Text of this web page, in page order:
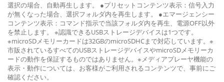
選択の場合、自動再生します。 ●プリセットコンテンツ表示：信号入力
が無くなった場合、選択フォルダ内を再生します。 ●エマージェンシー
コンテンツ表示：コマンド指示で当該フォルダ内を再生、電源OFF以外
を禁止します。 ※認識できるUSBストレージデバイスは1つです。
※microSDメモリーカードは32GBのmicroSDHCまで対応しています。※
市販されているすべてのUSBストレージデバイスやmicroSDメモリーカ
ードの動作を保証するものではありません。※メディアプレーヤ機能の
表示・動作については、お客様がご利用されるコンテンツで、事前にご
確認ください。